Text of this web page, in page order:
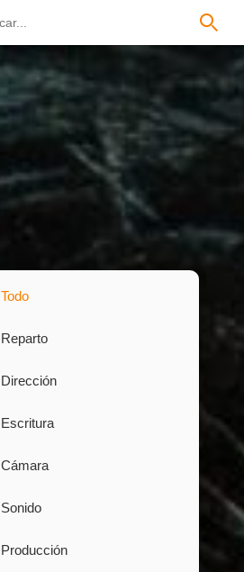
Todo
Reparto
Dirección
Escritura
Cámara
Sonido
Producción